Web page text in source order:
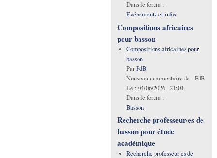
Dans le forum :
Evénements et infos
Compositions africaines
pour basson
Compositions africaines pour
basson
ParFdB
Nouveau commentaire de : FdB
Le : 04/06/2026 - 21:01
Dans le forum :
Basson
Recherche professeur·es de
basson pour étude
académique
Recherche professeur·es de